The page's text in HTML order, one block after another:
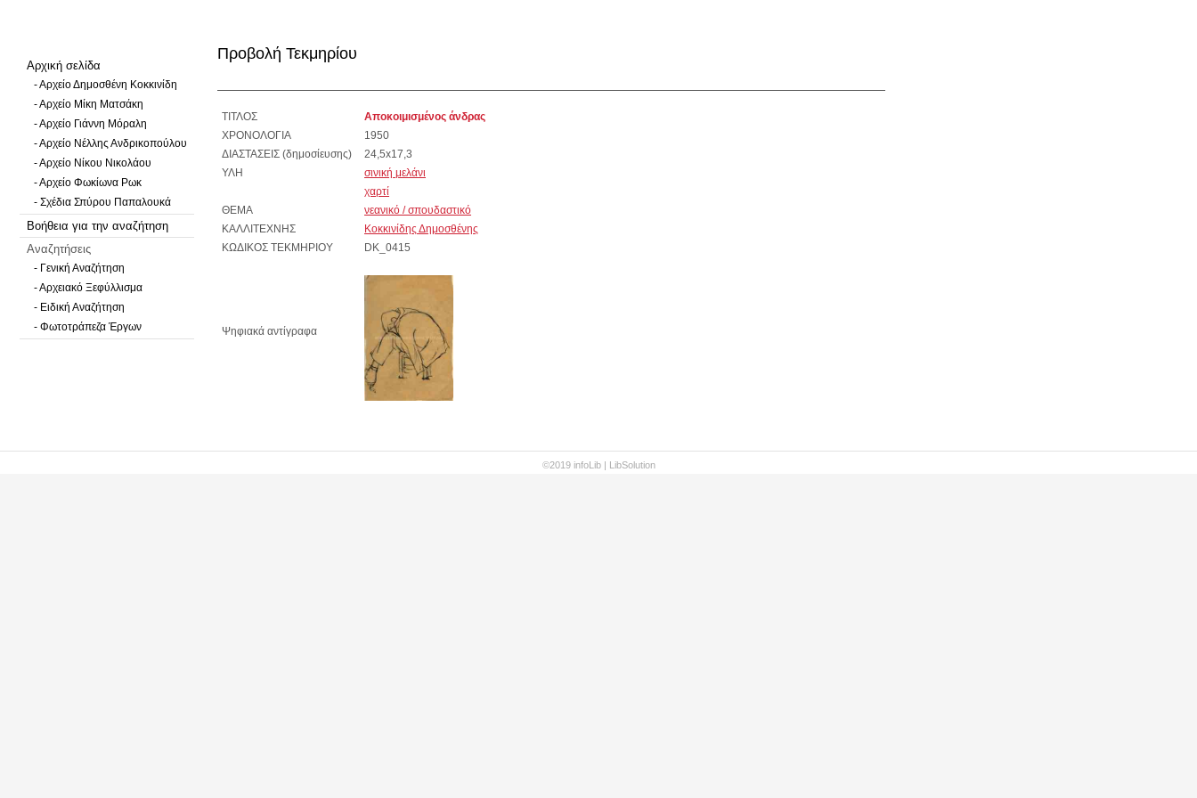
Αρχική σελίδα
- Αρχείο Δημοσθένη Κοκκινίδη
- Αρχείο Μίκη Ματσάκη
- Αρχείο Γιάννη Μόραλη
- Αρχείο Νέλλης Ανδρικοπούλου
- Αρχείο Νίκου Νικολάου
- Αρχείο Φωκίωνα Ρωκ
- Σχέδια Σπύρου Παπαλουκά
Βοήθεια για την αναζήτηση
Αναζητήσεις
- Γενική Αναζήτηση
- Αρχειακό Ξεφύλλισμα
- Ειδική Αναζήτηση
- Φωτοτράπεζα Έργων
Προβολή Τεκμηρίου
ΤΙΤΛΟΣ
Αποκοιμισμένος άνδρας
ΧΡΟΝΟΛΟΓΙΑ
1950
ΔΙΑΣΤΑΣΕΙΣ (δημοσίευσης)
24,5x17,3
ΥΛΗ
σινική μελάνι
χαρτί
ΘΕΜΑ
νεανικό / σπουδαστικό
ΚΑΛΛΙΤΕΧΝΗΣ
Κοκκινίδης Δημοσθένης
ΚΩΔΙΚΟΣ ΤΕΚΜΗΡΙΟΥ
DK_0415
Ψηφιακά αντίγραφα
©2019 infoLib | LibSolution